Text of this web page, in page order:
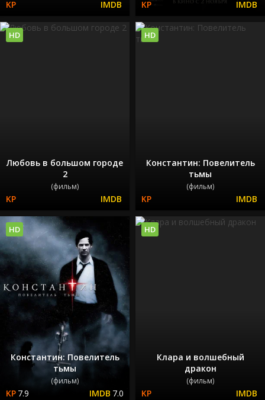
Любовь в большом городе
2
(фильм)
HD
Константин: Повелитель
тьмы
(фильм)
HD
Константин: Повелитель
тьмы
(фильм)
7.9 7.0
HD
Клара и волшебный
дракон
(фильм)
HD